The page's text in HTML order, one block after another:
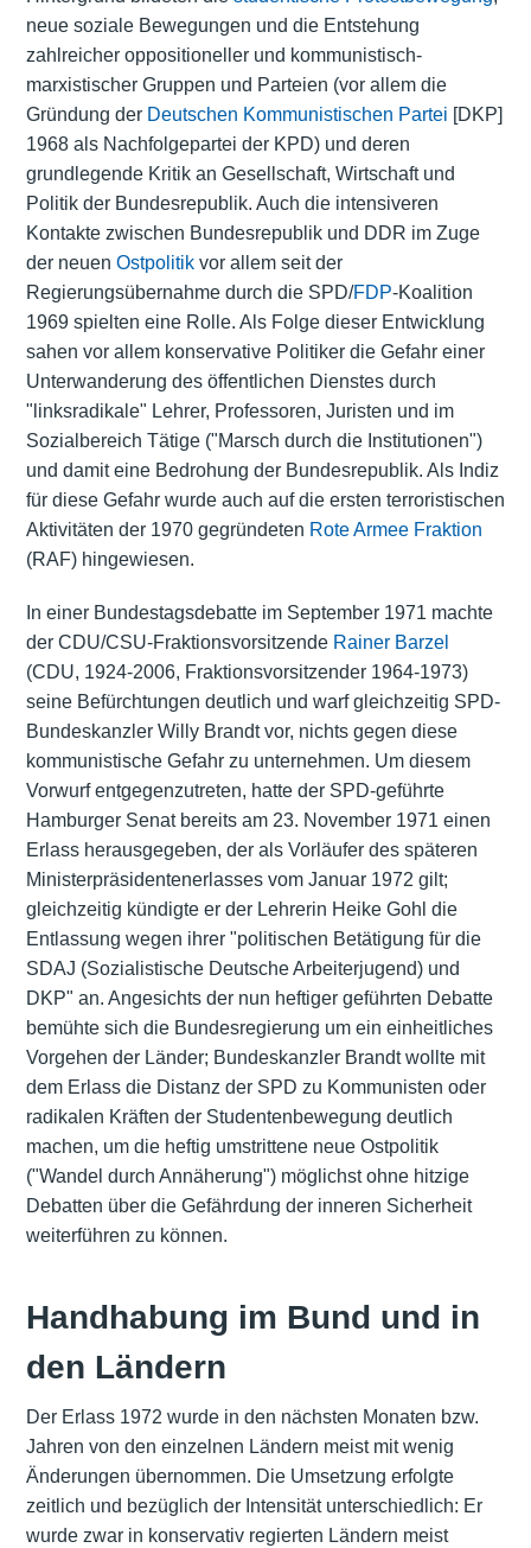
neue soziale Bewegungen und die Entstehung
zahlreicher oppositioneller und kommunistisch-
marxistischer Gruppen und Parteien (vor allem die
Gründung der Deutschen Kommunistischen Partei [DKP]
1968 als Nachfolgepartei der KPD) und deren
grundlegende Kritik an Gesellschaft, Wirtschaft und
Politik der Bundesrepublik. Auch die intensiveren
Kontakte zwischen Bundesrepublik und DDR im Zuge
der neuen Ostpolitikvor allem seit der
Regierungsübernahme durch die SPD/FDP-Koalition
1969 spielten eine Rolle. Als Folge dieser Entwicklung
sahen vor allem konservative Politiker die Gefahr einer
Unterwanderung des öffentlichen Dienstes durch
"linksradikale" Lehrer, Professoren, Juristen und im
Sozialbereich Tätige ("Marsch durch die Institutionen")
und damit eine Bedrohung der Bundesrepublik. Als Indiz
für diese Gefahr wurde auch auf die ersten terroristischen
Aktivitäten der 1970 gegründeten Rote Armee Fraktion
(RAF) hingewiesen.
In einer Bundestagsdebatte im September 1971 machte
der CDU/CSU-Fraktionsvorsitzende Rainer Barzel
(CDU, 1924-2006, Fraktionsvorsitzender 1964-1973)
seine Befürchtungen deutlich und warf gleichzeitig SPD-
Bundeskanzler Willy Brandt vor, nichts gegen diese
kommunistische Gefahr zu unternehmen. Um diesem
Vorwurf entgegenzutreten, hatte der SPD-geführte
Hamburger Senat bereits am 23. November 1971 einen
Erlass herausgegeben, der als Vorläufer des späteren
Ministerpräsidentenerlasses vom Januar 1972 gilt;
gleichzeitig kündigte er der Lehrerin Heike Gohl die
Entlassung wegen ihrer "politischen Betätigung für die
SDAJ (Sozialistische Deutsche Arbeiterjugend) und
DKP" an. Angesichts der nun heftiger geführten Debatte
bemühte sich die Bundesregierung um ein einheitliches
Vorgehen der Länder; Bundeskanzler Brandt wollte mit
dem Erlass die Distanz der SPD zu Kommunisten oder
radikalen Kräften der Studentenbewegung deutlich
machen, um die heftig umstrittene neue Ostpolitik
("Wandel durch Annäherung") möglichst ohne hitzige
Debatten über die Gefährdung der inneren Sicherheit
weiterführen zu können.
Handhabung im Bund und in
den Ländern
Der Erlass 1972 wurde in den nächsten Monaten bzw.
Jahren von den einzelnen Ländern meist mit wenig
Änderungen übernommen. Die Umsetzung erfolgte
zeitlich und bezüglich der Intensität unterschiedlich: Er
wurde zwar in konservativ regierten Ländern meist